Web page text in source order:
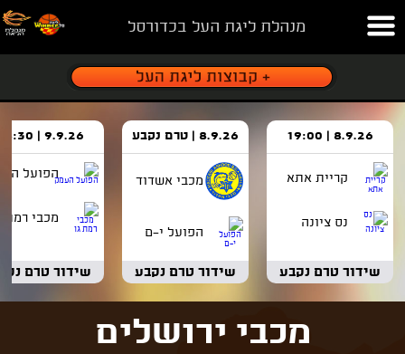
מנהלת ליגת העל בכדורסל
8.9.26 | 19:00
קריית אתא
נס ציונה
שידור טרם נקבע
8.9.26 | טרם נקבע
מכבי אשדוד
הפועל י-ם
שידור טרם נקבע
9.9.26 | 18:30
הפועל
מכבי רמת
שידור טרם
מכבי ירושלים